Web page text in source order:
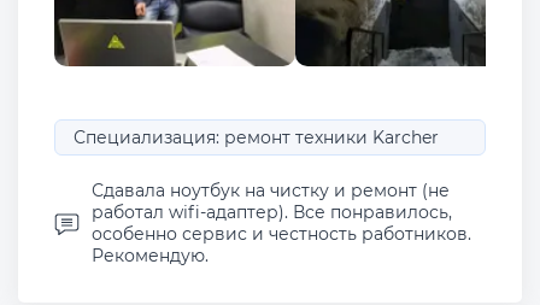
Специализация: ремонт техники Karcher
Сдавала ноутбук на чистку и ремонт (не
работал wifi-адаптер). Все понравилось,
особенно сервис и честность работников.
Рекомендую.